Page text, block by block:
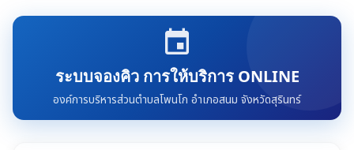
event
ระบบจองคิว การให้บริการ ONLINE
องค์การบริหารส่วนตำบลโพนโก อำเภอสนม จังหวัดสุรินทร์